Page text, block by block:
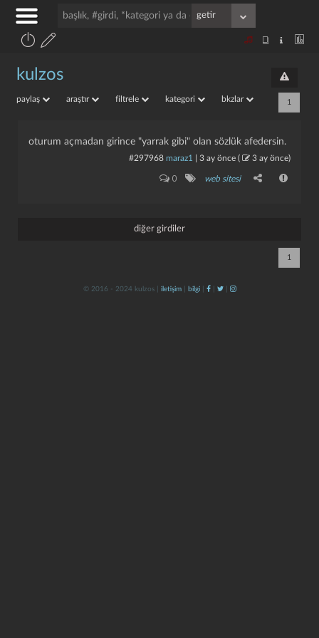
kulzos
paylaş araştır filtrele kategori bkzlar 1
oturum açmadan girince "yarrak gibi" olan sözlük afedersin.
#297968 maraz1 3 ay önce ( 3 ay önce)
0 web sitesi
diğer girdiler
1
© 2016 - 2024 kulzos | iletişim| bilgi| | |